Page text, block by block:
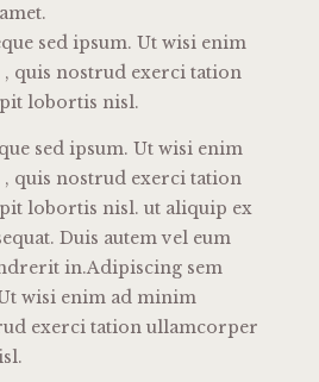
sed ipsum. Ut wisi enim
quis nostrud exerci tation
lobortis nisl.
sed ipsum. Ut wisi enim
quis nostrud exerci tation
lobortis nisl. ut aliquip ex
Duis autem vel eum
in.Adipiscing sem
wisi enim ad minim
exerci tation ullamcorper